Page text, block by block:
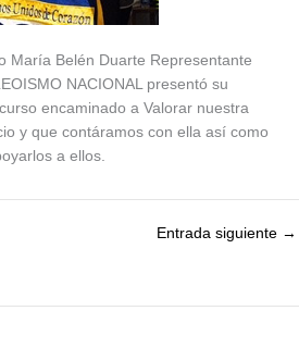
María Belén Duarte Representante
NACIONAL presentó su
encaminado a Valorar nuestra
y que contáramos con ella así como
a ellos.
Entrada siguiente →